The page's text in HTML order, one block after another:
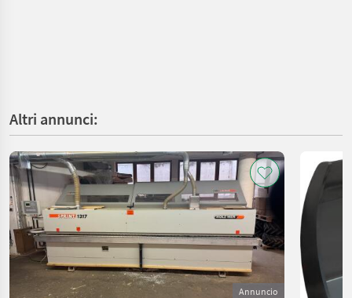
Altri annunci:
Annuncio